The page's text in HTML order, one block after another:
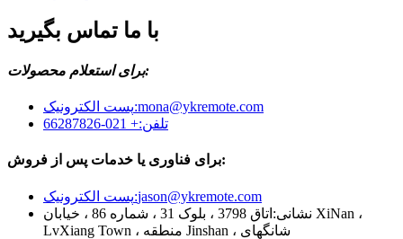
با ما تماس بگیرید
برای استعلام محصولات:
پست الکترونیک:mona@ykremote.com
تلفن:+ 021-66287826
برای فناوری یا خدمات پس از فروش:
پست الکترونیک:jason@ykremote.com
نشانی:
اتاق 3798 ، بلوک 31 ، شماره 86 ، خیابان XiNan ،
LvXiang Town ، منطقه Jinshan ، شانگهای